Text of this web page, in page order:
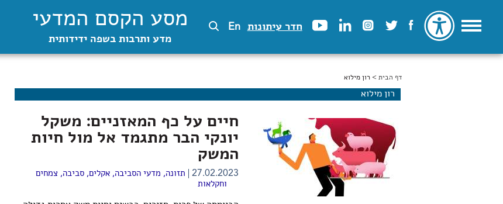
חדר עיתונות En מסע הקסם המדעי
מדע ותרבות בשפה ידידותית
הינך נמצא כאן
דף הבית > רון מילוא
רון מילוא
חיים על כף המאזניים: משקל
יונקי הבר מתגמד אל מול חיות
המשק
27.02.2023 תזונה, מדעי הסביבה,אקלים,סביבה,צמחים
וחקלאות